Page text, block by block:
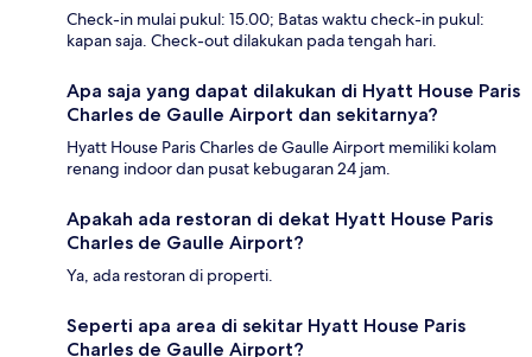
Check-in mulai pukul: 15.00; Batas waktu check-in pukul:
kapan saja. Check-out dilakukan pada tengah hari.
Apa saja yang dapat dilakukan di Hyatt House Paris
Charles de Gaulle Airport dan sekitarnya?
Hyatt House Paris Charles de Gaulle Airport memiliki kolam
renang indoor dan pusat kebugaran 24 jam.
Apakah ada restoran di dekat Hyatt House Paris
Charles de Gaulle Airport?
Ya, ada restoran di properti.
Seperti apa area di sekitar Hyatt House Paris
Charles de Gaulle Airport?